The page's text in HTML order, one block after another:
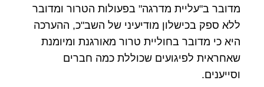
מדובר ב"עליית מדרגה" בפעולות הטרור ומדובר
ללא ספק בכישלון מודיעיני של השב"כ, ההערכה
היא כי מדובר בחוליית טרור מאורגנת ומיומנת
שאחראית לפיגועים שכוללת כמה חברים
וסייענים.